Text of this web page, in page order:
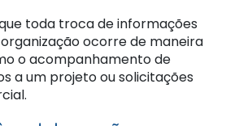
toda troca de informações
ocorre de maneira
o acompanhamento de
a um projeto ou solicitações